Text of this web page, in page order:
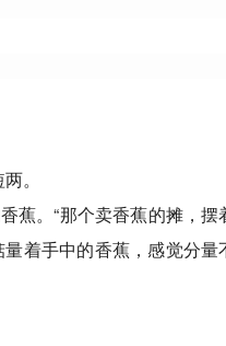
。
蕉。“那个卖香蕉的摊，摆
着手中的香蕉，感觉分量